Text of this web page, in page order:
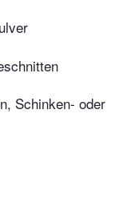
Schinken- oder